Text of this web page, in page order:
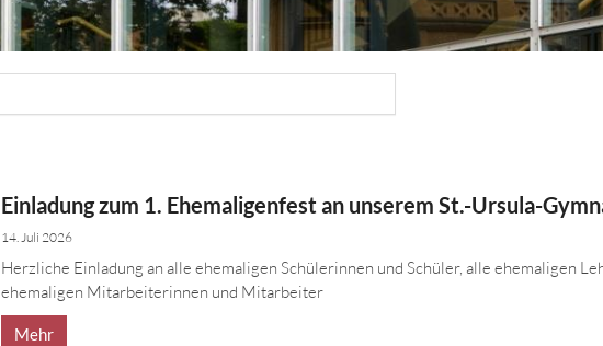
Einladung zum 1. Ehemaligenfest an unserem St.-Ursula-
14. Juli 2026
Herzliche Einladung an alle ehemaligen Schülerinnen und Schüler, alle ehemaligen
ehemaligen Mitarbeiterinnen und Mitarbeiter
Mehr